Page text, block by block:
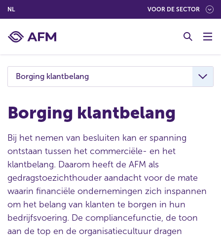
NL(NEDERLANDS (NEDERLAND)) VOOR DE SECTOR
Borging klantbelang
Borging klantbelang
Bij het nemen van besluiten kan er spanning
ontstaan tussen het commerciële- en het
klantbelang. Daarom heeft de AFM als
gedragstoezichthouder aandacht voor de mate
waarin financiële ondernemingen zich inspannen
om het belang van klanten te borgen in hun
bedrijfsvoering. De compliancefunctie, de toon
aan de top en de organisatiecultuur dragen